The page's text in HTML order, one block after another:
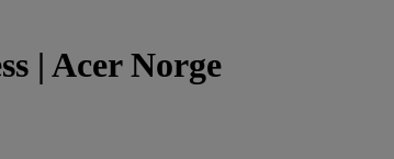
| Acer Norge